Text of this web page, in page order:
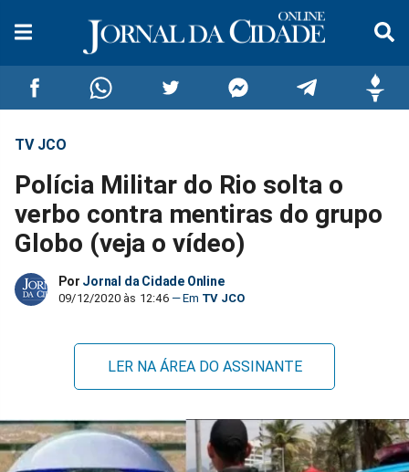
Compartilhar
no
Facebook
no
Whatsapp
no
Twitter
no
Messenger
no
TV JCO
Polícia Militar do Rio solta o
verbo contra mentiras do grupo
Globo (veja o vídeo)
Por Jornal da Cidade Online
09/12/2020 às 12:46 TV JCO
LER NA ÁREA DO ASSINANTE